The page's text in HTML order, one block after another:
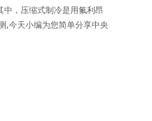
，压缩式制冷是用氟利昂
,今天小编为您简单分享中央